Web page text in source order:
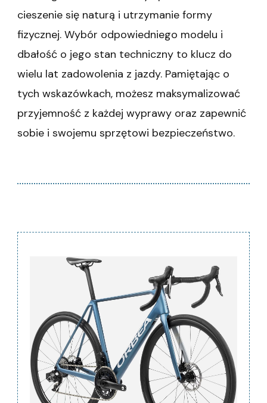
cieszenie się naturą i utrzymanie formy
fizycznej. Wybór odpowiedniego modelu i
dbałość o jego stan techniczny to klucz do
wielu lat zadowolenia z jazdy. Pamiętając o
tych wskazówkach, możesz maksymalizować
przyjemność z każdej wyprawy oraz zapewnić
sobie i swojemu sprzętowi bezpieczeństwo.
Nawigacja
wpisu